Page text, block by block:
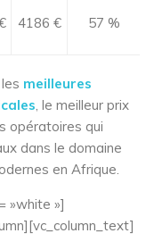
4186 € 57 %
meilleures
, le meilleur prix
opératoires qui
dans le domaine
en Afrique.
»white »]